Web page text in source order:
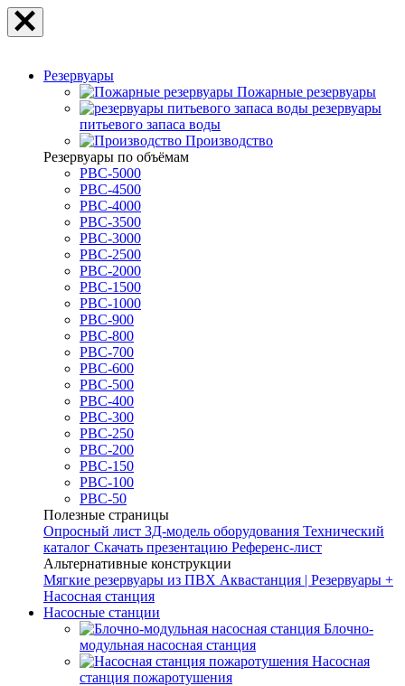
Резервуары
Пожарные резервуары
резервуары
питьевого запаса воды
Производство
Резервуары по объёмам
РВС-5000
РВС-4500
РВС-4000
РВС-3500
РВС-3000
РВС-2500
РВС-2000
РВС-1500
РВС-1000
РВС-900
РВС-800
РВС-700
РВС-600
РВС-500
РВС-400
РВС-300
РВС-250
РВС-200
РВС-150
РВС-100
РВС-50
Полезные страницы
Опросный лист 3Д-модель оборудования Технический
каталог Скачать презентацию Референс-лист
Альтернативные конструкции
Мягкие резервуары из ПВХ Аквастанция | Резервуары +
Насосная станция
Насосные станции
Блочно-
модульная насосная станция
Насосная
станция пожаротушения